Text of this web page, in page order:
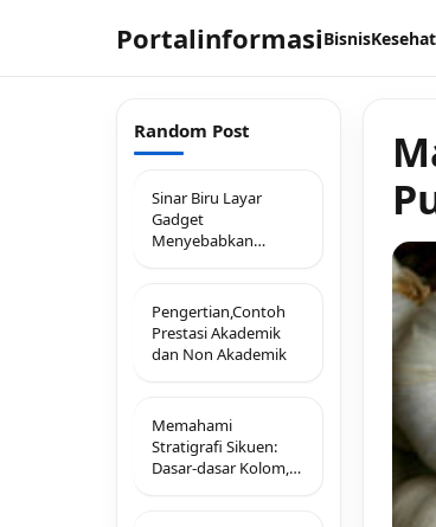
PortalinformasiBisnis
Random Post
Sinar Biru Layar
Gadget
Menyebabkan
Pengertian,Contoh
Prestasi Akademik
dan Non Akademik
Memahami
Stratigrafi Sikuen:
Dasar-dasar Kolom,